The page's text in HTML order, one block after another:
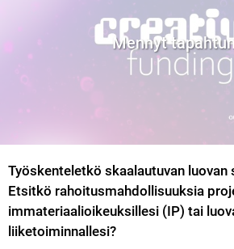
Mennyt
Työskenteletkö skaalautuvan luovan
Etsitkö rahoitusmahdollisuuksia
immateriaalioikeuksillesi (IP) tai
liiketoiminnallesi?